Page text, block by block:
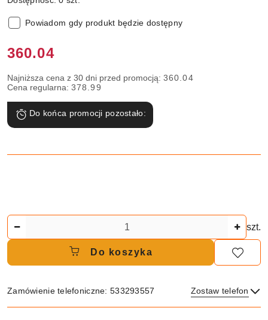
Powiadom gdy produkt będzie dostępny
Cena:
360.04
Najniższa cena z 30 dni przed promocją: 360.04
Cena regularna: 378.99
Do końca promocji pozostało:
szt.
Do koszyka
Zamówienie telefoniczne: 533293557 Zostaw telefon